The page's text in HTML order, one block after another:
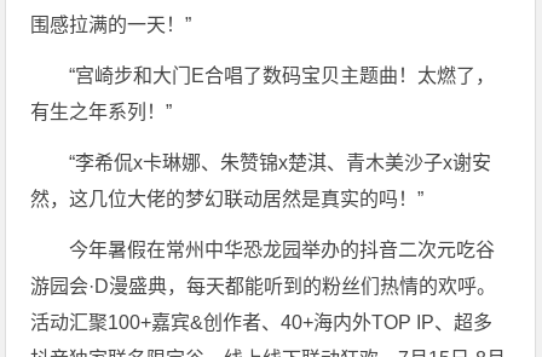
围感拉满的一天！”
“宫崎步和大门E合唱了数码宝贝主题曲！太燃了，
有生之年系列！”
“李希侃x卡琳娜、朱赞锦x楚淇、青木美沙子x谢安
然，这几位大佬的梦幻联动居然是真实的吗！”
今年暑假在常州中华恐龙园举办的抖音二次元吃谷
游园会·D漫盛典，每天都能听到的粉丝们热情的欢呼。
活动汇聚100+嘉宾&创作者、40+海内外TOP IP、超多